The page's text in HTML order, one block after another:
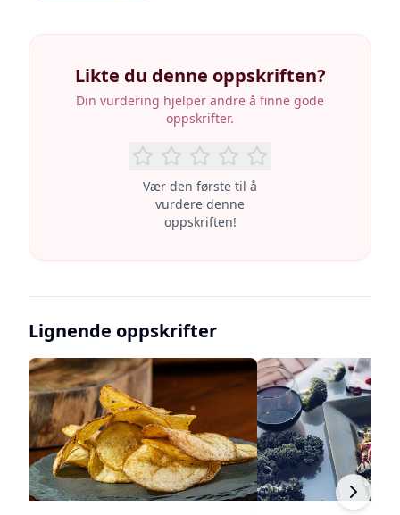
Likte du denne oppskriften?
Din vurdering hjelper andre å finne gode
oppskrifter.
Vær den første til å
vurdere denne
oppskriften!
Lignende oppskrifter